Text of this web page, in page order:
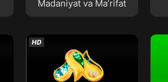
Madaniyat va Ma’rifat